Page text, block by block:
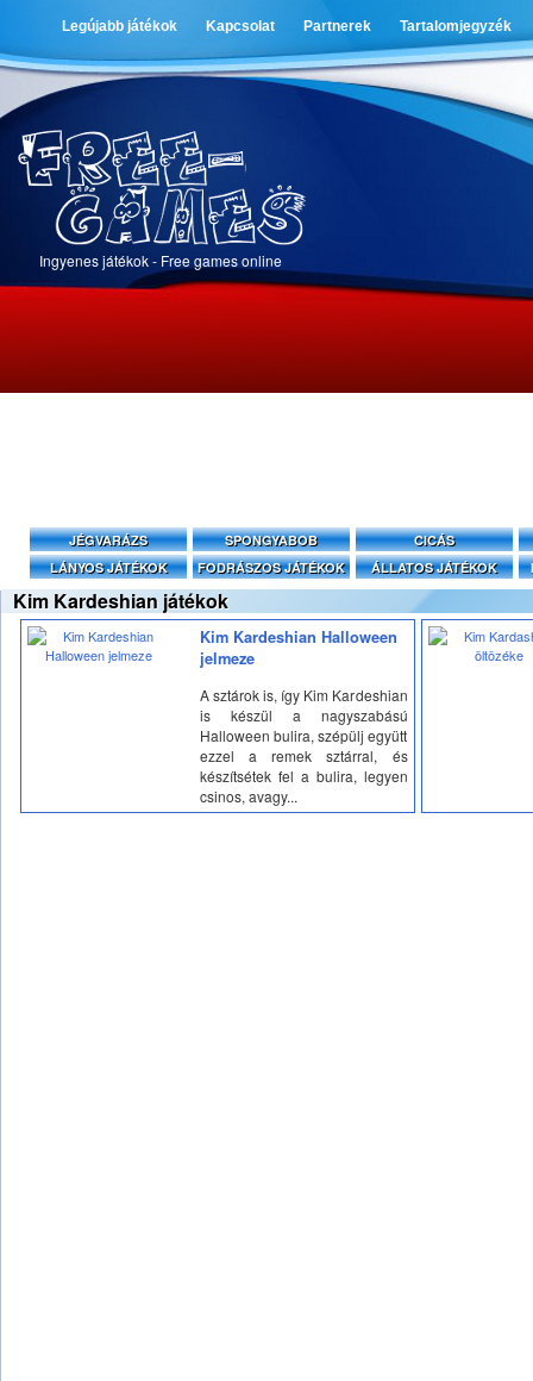
Legújabb játékok Kapcsolat Partnerek Tartalomjegyzék
Ingyenes játékok - Free games online
JÉGVARÁZS SPONGYABOB
CICÁS
LÁNYOS JÁTÉKOK
FODRÁSZOS JÁTÉKOK ÁLLATOS JÁTÉKOK
Kim Kardeshian játékok
Kim Kardeshian Halloween
jelmeze
A sztárok is, így Kim Kardeshian
is készül a nagyszabású
Halloween bulira, szépülj együtt
ezzel a remek sztárral, és
készítsétek fel a bulira, legyen
csinos, avagy...